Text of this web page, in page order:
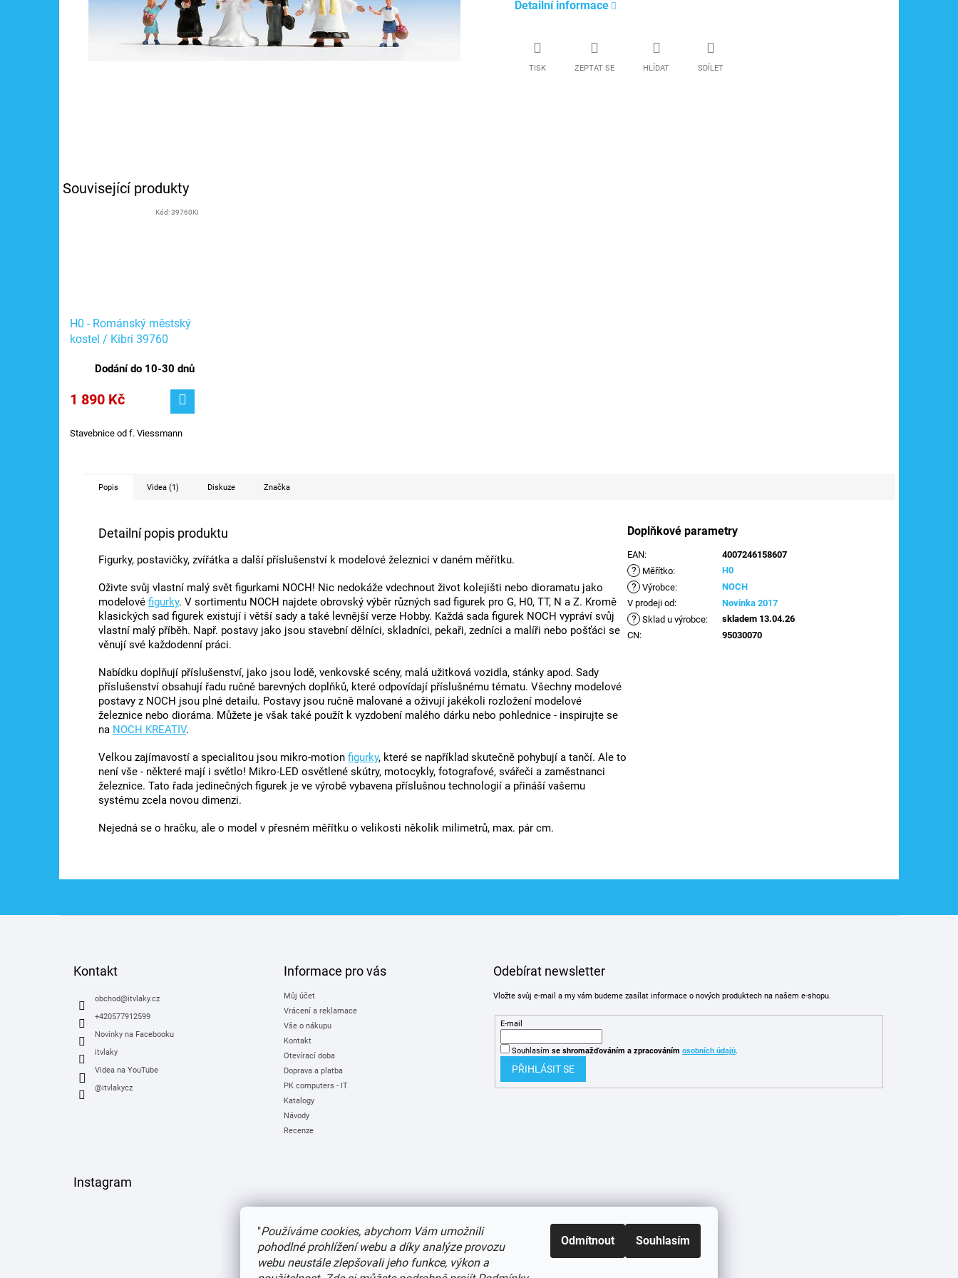
"Používáme cookies, abychom Vám umožnili
pohodlné prohlížení webu a díky analýze provozu
webu neustále zlepšovali jeho funkce, výkon a
Odmítnout Souhlasím
Detailní informace
TISK ZEPTAT SE HLÍDAT SDÍLET
Související produkty
H0 - Románský městský
kostel / Kibri 39760
Dodání do 10-30 dnů
1 890 Kč
Stavebnice od f. Viessmann
Kód:39760KI
Popis Videa (1) Diskuze Značka
Detailní popis produktu
Figurky, postavičky, zvířátka a další příslušenství k modelové železnici v daném měřítku.
Oživte svůj vlastní malý svět figurkami NOCH! Nic nedokáže vdechnout život kolejišti nebo dioramatu jako
modelové figurky. V sortimentu NOCH najdete obrovský výběr různých sad figurek pro G, H0, TT, N a Z. Kromě
klasických sad figurek existují i ​​větší sady a také levnější verze Hobby. Každá sada figurek NOCH vypráví svůj
vlastní malý příběh. Např. postavy jako jsou stavební dělníci, skladníci, pekaři, zedníci a malíři nebo pošťáci se
věnují své každodenní práci.
Nabídku doplňují příslušenství, jako jsou lodě, venkovské scény, malá užitková vozidla, stánky apod. Sady
příslušenství obsahují řadu ručně barevných doplňků, které odpovídají příslušnému tématu. Všechny modelové
postavy z NOCH jsou plné detailu. Postavy jsou ručně malované a oživují jakékoli rozložení modelové
železnice nebo dioráma. Můžete je však také použít k vyzdobení malého dárku nebo pohlednice - inspirujte se
na NOCH KREATIV.
Velkou zajímavostí a specialitou jsou mikro-motion figurky, které se například skutečně pohybují a tančí. Ale to
není vše - některé mají i světlo! Mikro-LED osvětlené skútry, motocykly, fotografové, svářeči a zaměstnanci
železnice. Tato řada jedinečných figurek je ve výrobě vybavena příslušnou technologií a přináší vašemu
systému zcela novou dimenzi.
Nejedná se o hračku, ale o model v přesném měřítku o velikosti několik milimetrů, max. pár cm.
Doplňkové parametry
EAN: 4007246158607
? Měřítko: H0
? Výrobce:
NOCH
V prodeji od: Novinka 2017
? Sklad u výrobce:
skladem 13.04.26
CN: 95030070
Kontakt
obchod@itvlaky.cz
+420577912599
Novinky na Facebooku
itvlaky
Videa na YouTube
@itvlakycz
Informace pro vás
Můj účet
Vrácení a reklamace
Vše o nákupu
Kontakt
Otevírací doba
Doprava a platba
PK computers - IT
Katalogy
Návody
Recenze
Odebírat newsletter
Vložte svůj e-mail a my vám budeme zasílat informace o nových produktech na našem e-shopu.
E-mail
Souhlasím se shromažďováním a zpracováním osobních údajů.
PŘIHLÁSIT SE
Instagram